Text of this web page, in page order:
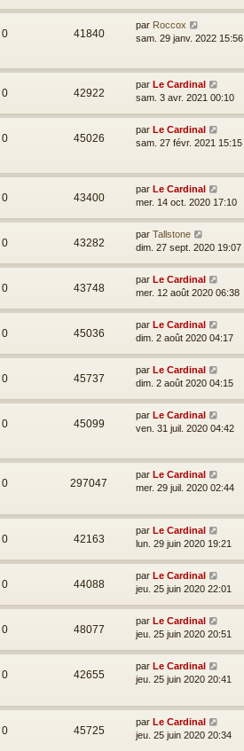
0 41840
par Roccox
sam. 29 janv. 2022 15:56
0 42922
par Le Cardinal
sam. 3 avr. 2021 00:10
0 45026
par Le Cardinal
sam. 27 févr. 2021 15:15
0 43400
par Le Cardinal
mer. 14 oct. 2020 17:10
0 43282
par Tallstone
dim. 27 sept. 2020 19:07
0 43748
par Le Cardinal
mer. 12 août 2020 06:38
0 45036
par Le Cardinal
dim. 2 août 2020 04:17
0 45737
par Le Cardinal
dim. 2 août 2020 04:15
0 45099
par Le Cardinal
ven. 31 juil. 2020 04:42
0 297047
par Le Cardinal
mer. 29 juil. 2020 02:44
0 42163
par Le Cardinal
lun. 29 juin 2020 19:21
0 44088
par Le Cardinal
jeu. 25 juin 2020 22:01
0 48077
par Le Cardinal
jeu. 25 juin 2020 20:51
0 42655
par Le Cardinal
jeu. 25 juin 2020 20:41
0 45725
par Le Cardinal
jeu. 25 juin 2020 20:34